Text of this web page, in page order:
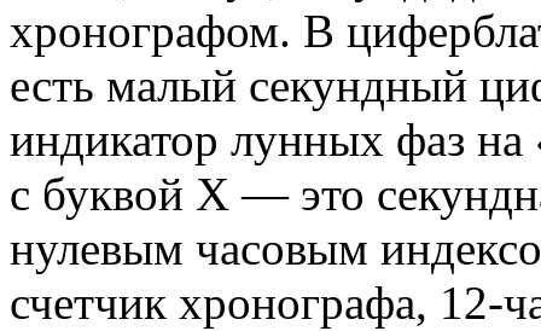
хронографом. В
есть малый секундный
индикатор лунных фаз на
с буквой Х — это
нулевым часовым
счетчик хронографа, 12-